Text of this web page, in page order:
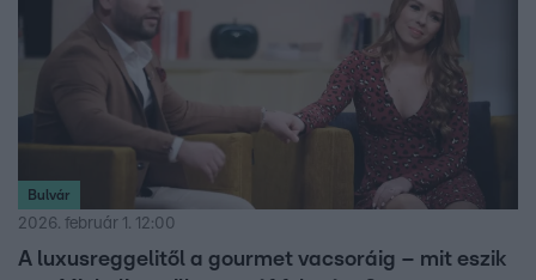
Bulvár
2026. február 1. 12:00
A luxusreggelitől a gourmet vacsoráig – mit eszik